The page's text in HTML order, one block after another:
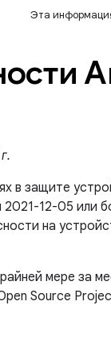
Эта
в защите
2021-12-05 или
на
мере за
Source